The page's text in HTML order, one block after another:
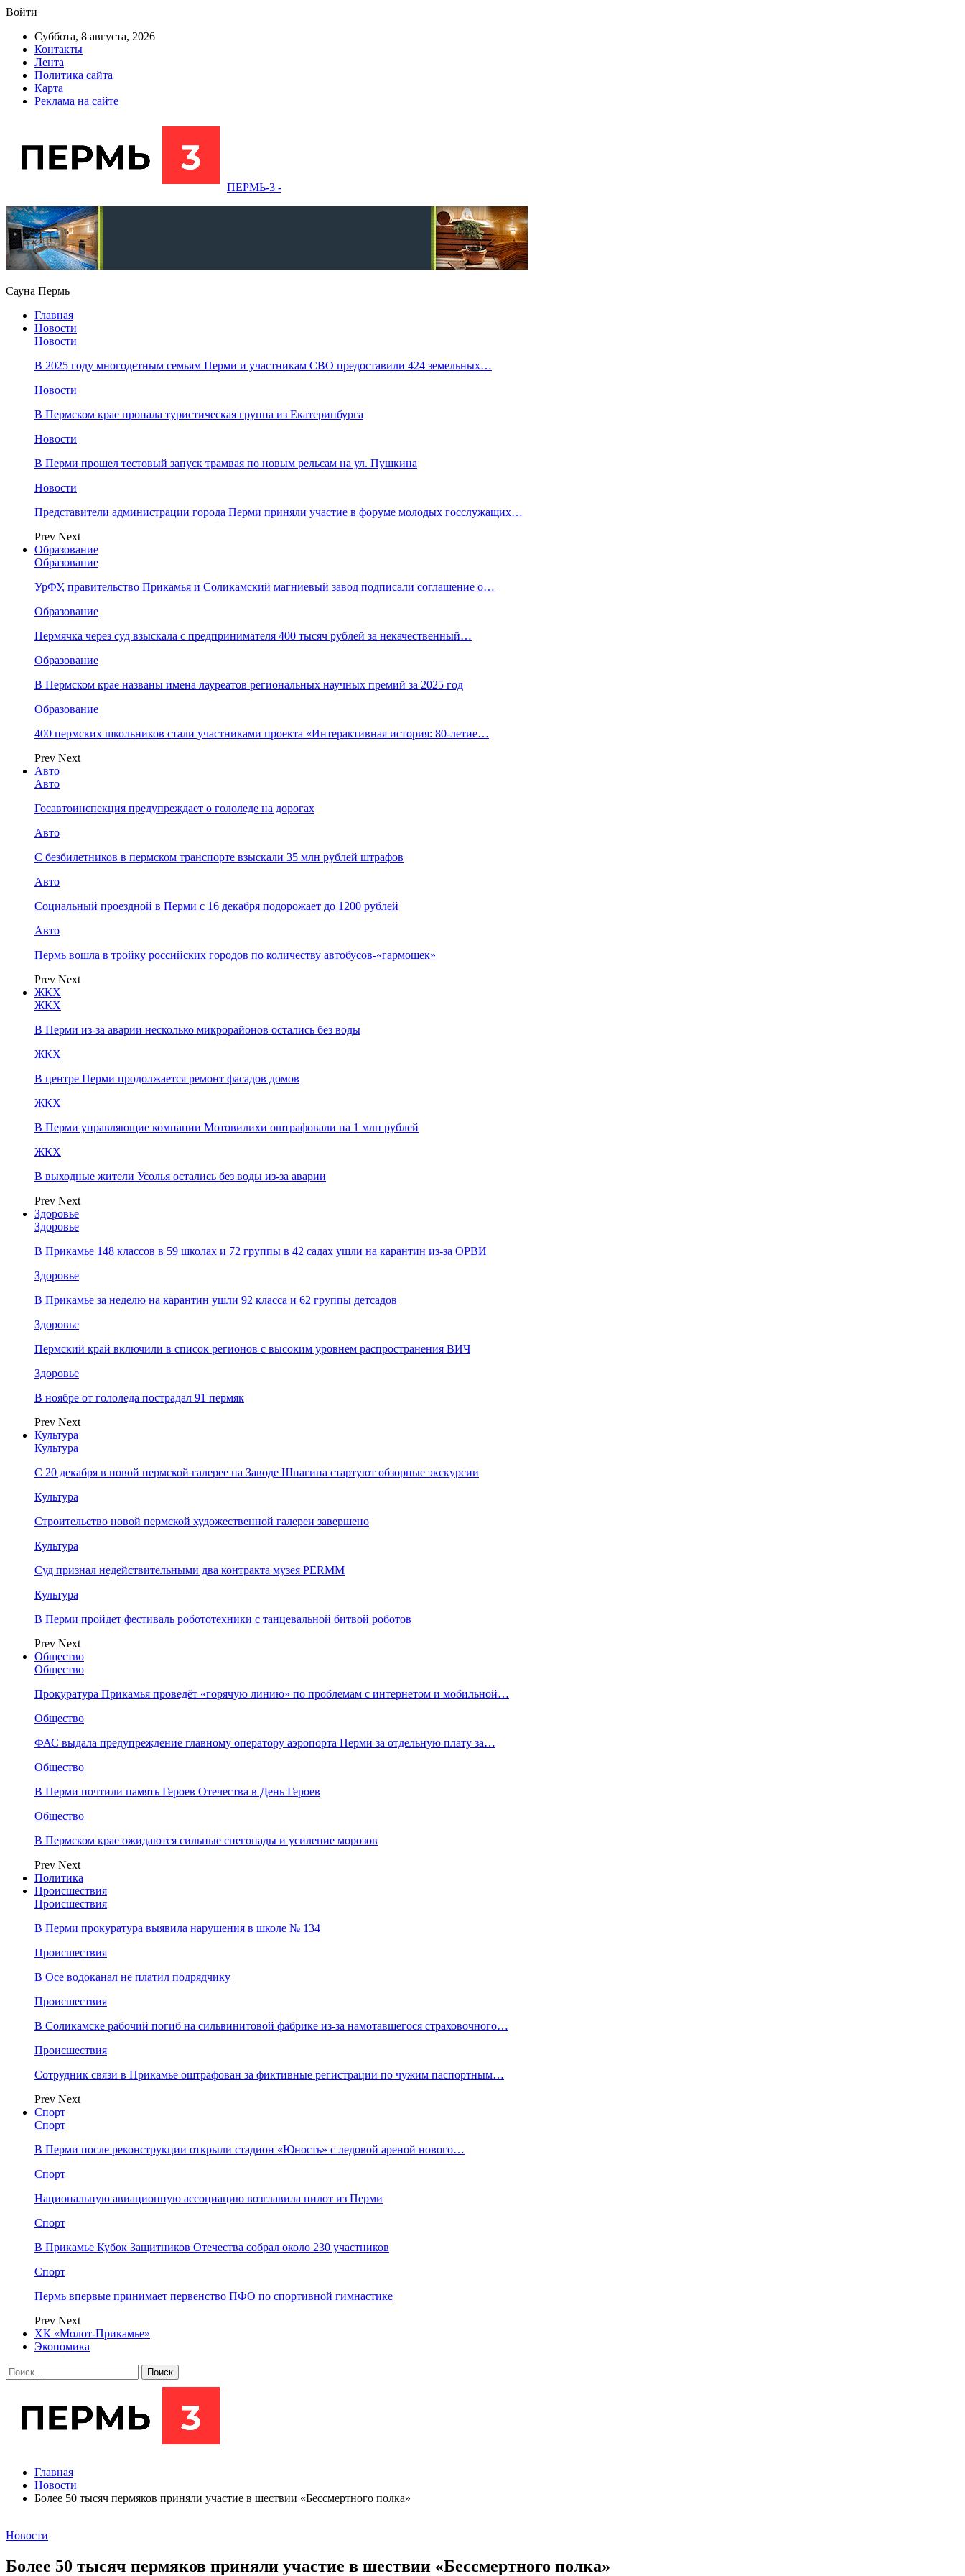
Войти
Суббота, 8 августа, 2026
Контакты
Лента
Политика сайта
Карта
Реклама на сайте
ПЕРМЬ-3 -
Сауна Пермь
Главная
Новости
Новости
В 2025 году многодетным семьям Перми и участникам СВО предоставили 424 земельных…
Новости
​В Пермском крае пропала туристическая группа из Екатеринбурга
Новости
В Перми прошел тестовый запуск трамвая по новым рельсам на ул. Пушкина
Новости
Представители администрации города Перми приняли участие в форуме молодых госслужащих…
Prev Next
Образование
Образование
УрФУ, правительство Прикамья и Соликамский магниевый завод подписали соглашение о…
Образование
Пермячка через суд взыскала с предпринимателя 400 тысяч рублей за некачественный…
Образование
В Пермском крае названы имена лауреатов региональных научных премий за 2025 год
Образование
400 пермских школьников стали участниками проекта «Интерактивная история: 80-летие…
Prev Next
Авто
Авто
Госавтоинспекция предупреждает о гололеде на дорогах
Авто
С безбилетников в пермском транспорте взыскали 35 млн рублей штрафов
Авто
Социальный проездной в Перми с 16 декабря подорожает до 1200 рублей
Авто
Пермь вошла в тройку российских городов по количеству автобусов-«гармошек»
Prev Next
ЖКХ
ЖКХ
В Перми из-за аварии несколько микрорайонов остались без воды
ЖКХ
В центре Перми продолжается ремонт фасадов домов
ЖКХ
В Перми управляющие компании Мотовилихи оштрафовали на 1 млн рублей
ЖКХ
В выходные жители Усолья остались без воды из-за аварии
Prev Next
Здоровье
Здоровье
В Прикамье 148 классов в 59 школах и 72 группы в 42 садах ушли на карантин из-за ОРВИ
Здоровье
В Прикамье за неделю на карантин ушли 92 класса и 62 группы детсадов
Здоровье
Пермский край включили в список регионов с высоким уровнем распространения ВИЧ
Здоровье
В ноябре от гололеда пострадал 91 пермяк
Prev Next
Культура
Культура
С 20 декабря в новой пермской галерее на Заводе Шпагина стартуют обзорные экскурсии
Культура
Строительство новой пермской художественной галереи завершено
Культура
Суд признал недействительными два контракта музея PERMM
Культура
В Перми пройдет фестиваль робототехники с танцевальной битвой роботов
Prev Next
Общество
Общество
Прокуратура Прикамья проведёт «горячую линию» по проблемам с интернетом и мобильной…
Общество
ФАС выдала предупреждение главному оператору аэропорта Перми за отдельную плату за…
Общество
В Перми почтили память Героев Отечества в День Героев
Общество
В Пермском крае ожидаются сильные снегопады и усиление морозов
Prev Next
Политика
Происшествия
Происшествия
В Перми прокуратура выявила нарушения в школе № 134
Происшествия
В Осе водоканал не платил подрядчику
Происшествия
В Соликамске рабочий погиб на сильвинитовой фабрике из-за намотавшегося страховочного…
Происшествия
Сотрудник связи в Прикамье оштрафован за фиктивные регистрации по чужим паспортным…
Prev Next
Спорт
Спорт
В Перми после реконструкции открыли стадион «Юность» с ледовой ареной нового…
Спорт
Национальную авиационную ассоциацию возглавила пилот из Перми
Спорт
В Прикамье Кубок Защитников Отечества собрал около 230 участников
Спорт
Пермь впервые принимает первенство ПФО по спортивной гимнастике
Prev Next
ХК «Молот-Прикамье»
Экономика
Главная
Новости
Более 50 тысяч пермяков приняли участие в шествии «Бессмертного полка»
Новости
Более 50 тысяч пермяков приняли участие в шествии «Бессмертного полка»